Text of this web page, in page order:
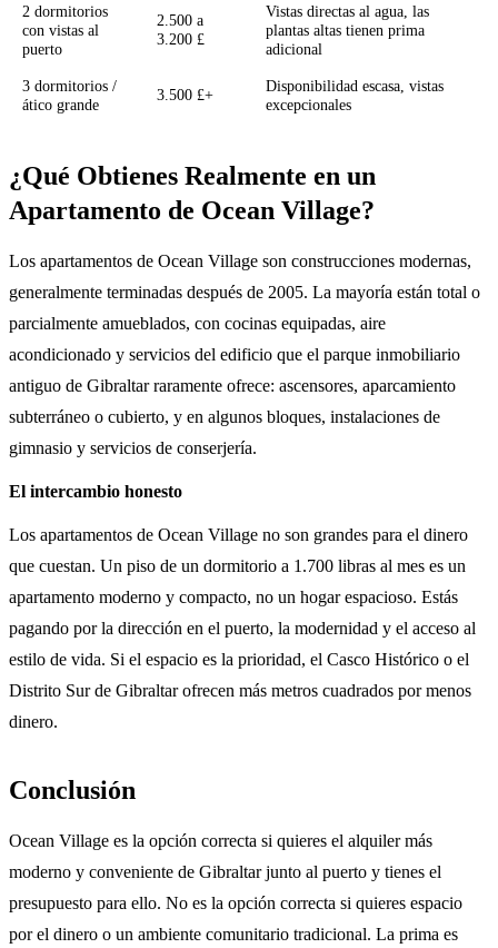
2 dormitorios
con vistas al
puerto
2.500 a
3.200 £
Vistas directas al agua, las
plantas altas tienen prima
adicional
3 dormitorios /
ático grande
3.500 £+
Disponibilidad escasa, vistas
excepcionales
¿Qué Obtienes Realmente en un
Apartamento de Ocean Village?
Los apartamentos de Ocean Village son construcciones modernas,
generalmente terminadas después de 2005. La mayoría están total o
parcialmente amueblados, con cocinas equipadas, aire
acondicionado y servicios del edificio que el parque inmobiliario
antiguo de Gibraltar raramente ofrece: ascensores, aparcamiento
subterráneo o cubierto, y en algunos bloques, instalaciones de
gimnasio y servicios de conserjería.
El intercambio honesto
Los apartamentos de Ocean Village no son grandes para el dinero
que cuestan. Un piso de un dormitorio a 1.700 libras al mes es un
apartamento moderno y compacto, no un hogar espacioso. Estás
pagando por la dirección en el puerto, la modernidad y el acceso al
estilo de vida. Si el espacio es la prioridad, el Casco Histórico o el
Distrito Sur de Gibraltar ofrecen más metros cuadrados por menos
dinero.
Conclusión
Ocean Village es la opción correcta si quieres el alquiler más
moderno y conveniente de Gibraltar junto al puerto y tienes el
presupuesto para ello. No es la opción correcta si quieres espacio
por el dinero o un ambiente comunitario tradicional. La prima es